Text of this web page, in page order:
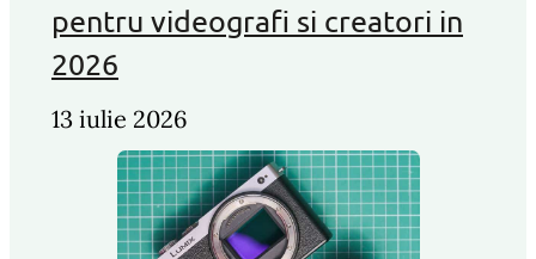
pentru videografi si creatori in
2026
13 iulie 2026